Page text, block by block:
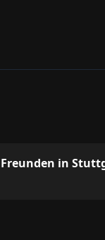
Freunden in